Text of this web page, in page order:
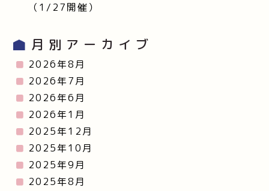
（1/27開催）
月別アーカイブ
2026年8月
2026年7月
2026年6月
2026年1月
2025年12月
2025年10月
2025年9月
2025年8月